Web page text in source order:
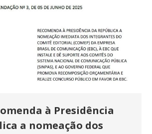
à Presidência
a nomeação dos